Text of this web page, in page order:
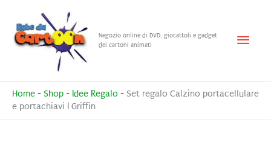
contenuto
Negozio online di DVD, giocattoli e gadget
dei cartoni animati
Menu
Home - Shop - Idee Regalo - Set regalo Calzino portacellulare
e portachiavi I Griffin